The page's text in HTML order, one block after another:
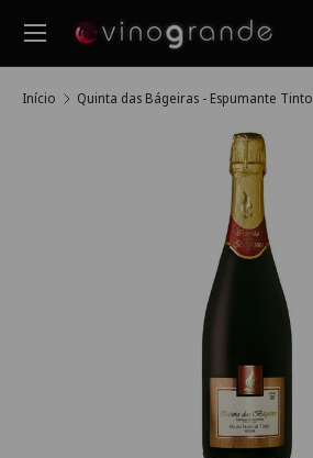
Ir para o conteúdo
Pesquisar
Menu
Início Quinta das Bágeiras - Espumante Tinto